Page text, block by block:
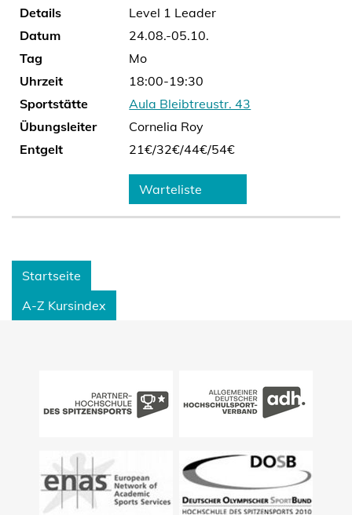
Details
Level 1 Leader
Datum
24.08.-05.10.
Tag
Mo
Uhrzeit
18:00-19:30
Sportstätte
Aula Bleibtreustr. 43
Übungsleiter
Cornelia Roy
Entgelt
21€/32€/44€/54€
Warteliste
Startseite
A-Z Kursindex